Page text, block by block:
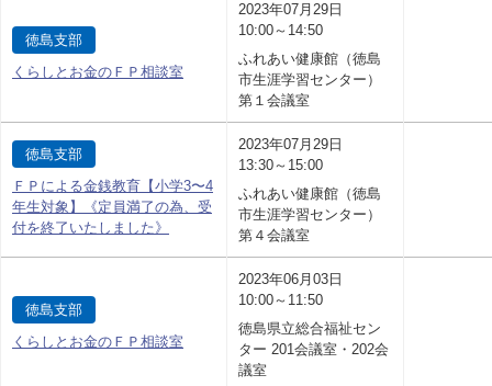
徳島支部
くらしとお金のＦＰ相談室
2023年07月29日
10:00～14:50
ふれあい健康館（徳島
市生涯学習センター）
第１会議室
徳島支部
ＦＰによる金銭教育【小学3〜4
年生対象】《定員満了の為、受
付を終了いたしました》
2023年07月29日
13:30～15:00
ふれあい健康館（徳島
市生涯学習センター）
第４会議室
徳島支部
くらしとお金のＦＰ相談室
2023年06月03日
10:00～11:50
徳島県立総合福祉セン
ター 201会議室・202会
議室